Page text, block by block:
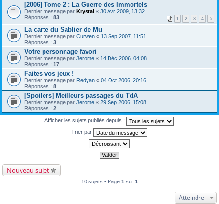
[2006] Tome 2 : La Guerre des Immortels
Dernier message par Krystal « 30 Avr 2009, 13:32
Réponses : 83 1 2 3 4 5
La carte du Sablier de Mu
Dernier message par Curwen « 13 Sep 2007, 11:51
Réponses : 3
Votre personnage favori
Dernier message par Jerome « 14 Déc 2006, 04:08
Réponses : 17
Faites vos jeux !
Dernier message par Redyan « 04 Oct 2006, 20:16
Réponses : 8
[Spoilers] Meilleurs passages du TdA
Dernier message par Jerome « 29 Sep 2006, 15:08
Réponses : 2
Afficher les sujets publiés depuis :
Trier par
Nouveau sujet
10 sujets • Page 1 sur 1
Atteindre